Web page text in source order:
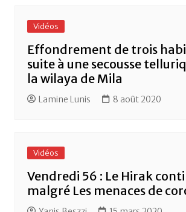
o
k
Vidéos
Effondrement de trois
suite à une secousse
la wilaya de Mila
Lamine Lunis 8 août 2020
Vidéos
Vendredi 56 : Le Hirak
malgré Les menaces de